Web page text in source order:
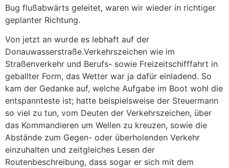
Bug flußabwärts geleitet, waren wir wieder in richtiger
geplanter Richtung.
Von jetzt an wurde es lebhaft auf der
Donauwasserstraße.Verkehrszeichen wie im
Straßenverkehr und Berufs- sowie Freizeitschifffahrt in
geballter Form, das Wetter war ja dafür einladend. So
kam der Gedanke auf, welche Aufgabe im Boot wohl die
entspannteste ist; hatte beispielsweise der Steuermann
so viel zu tun, vom Deuten der Verkehrszeichen, über
das Kommandieren um Wellen zu kreuzen, sowie die
Abstände zum Gegen- oder überholenden Verkehr
einzuhalten und zeitgleiches Lesen der
Routenbeschreibung, dass sogar er sich mit dem